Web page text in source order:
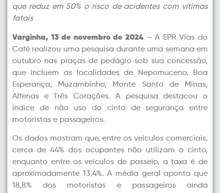
que reduz em 50% o risco de acidentes com vítimas
fatais
Varginha, 13 de novembro de 2024 – A EPR Vias do
Café realizou uma pesquisa durante uma semana em
outubro nas praças de pedágio sob sua concessão,
que incluem as localidades de Nepomuceno, Boa
Esperança, Muzambinho, Monte Santo de Minas,
Alfenas e Três Corações. A pesquisa destacou o
índice de não uso do cinto de segurança entre
motoristas e passageiros.
Os dados mostram que, entre os veículos comerciais,
cerca de 44% dos ocupantes não utilizam o cinto,
enquanto entre os veículos de passeio, a taxa é de
aproximadamente 13,4%. A média geral aponta que
18,8% dos motoristas e passageiros ainda